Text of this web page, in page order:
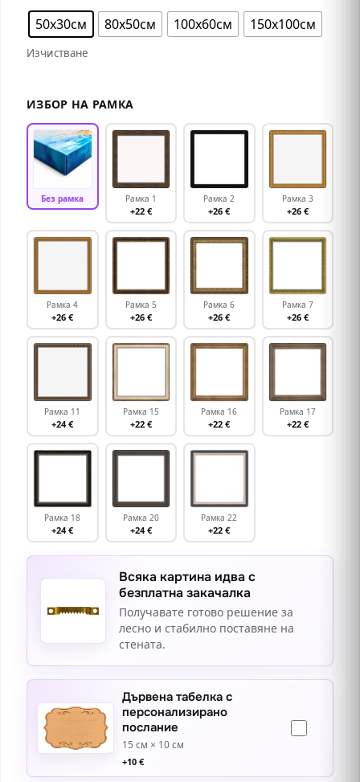
50х30см
80х50см 100х60см 150х100см
Изчистване
ИЗБОР НА РАМКА
Без рамка Рамка 1
+22 €
Рамка 2
+26 €
Рамка 3
+26 €
Рамка 4
+26 €
Рамка 5
+26 €
Рамка 6
+26 €
Рамка 7
+26 €
Рамка 11
+24 €
Рамка 15
+22 €
Рамка 16
+22 €
Рамка 17
+22 €
Рамка 18
+24 €
Рамка 20
+24 €
Рамка 22
+22 €
Всяка картина идва с
безплатна закачалка
Получавате готово решение за
лесно и стабилно поставяне на
стената.
Дървена табелка с
персонализирано
послание
15 см × 10 см
+10 €